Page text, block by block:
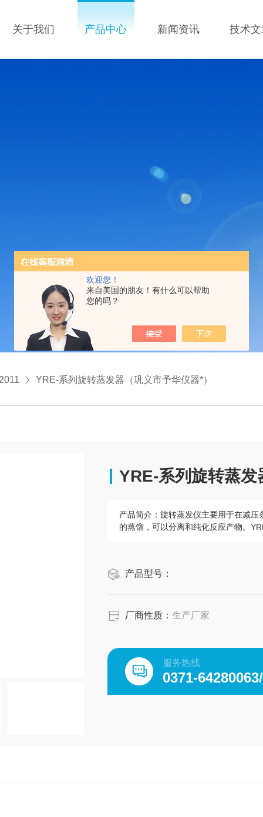
欢迎您！
来自美国的朋友！有什么可以帮助
您的吗？
关于我们 产品中心 新闻资讯 技术
YRE-系列旋转蒸发器（巩义市予华仪器*）
YRE-系列旋转蒸
产品简介： 旋转蒸发仪主要用于在减压
的蒸馏，可以分离和纯化反应产物。
产品型号：
厂商性质： 生产厂家
服务热线